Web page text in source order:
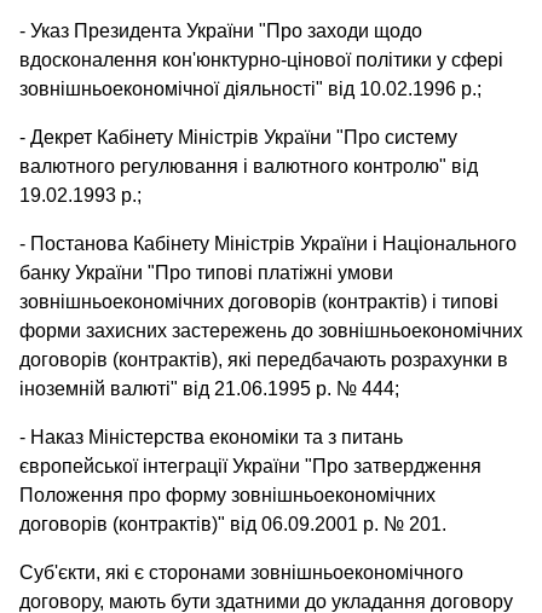
- Указ Президента України "Про заходи щодо
вдосконалення кон'юнктурно-цінової політики у сфері
зовнішньоекономічної діяльності" від 10.02.1996 p.;
- Декрет Кабінету Міністрів України "Про систему
валютного регулювання і валютного контролю" від
19.02.1993 p.;
- Постанова Кабінету Міністрів України і Національного
банку України "Про типові платіжні умови
зовнішньоекономічних договорів (контрактів) і типові
форми захисних застережень до зовнішньоекономічних
договорів (контрактів), які передбачають розрахунки в
іноземній валюті" від 21.06.1995 р. № 444;
- Наказ Міністерства економіки та з питань
європейської інтеграції України "Про затвердження
Положення про форму зовнішньоекономічних
договорів (контрактів)" від 06.09.2001 р. № 201.
Суб'єкти, які є сторонами зовнішньоекономічного
договору, мають бути здатними до укладання договору